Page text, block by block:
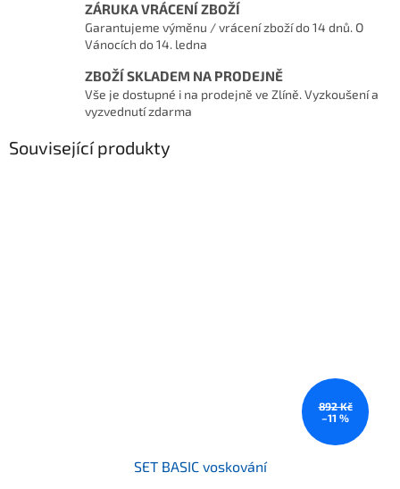
ZÁRUKA VRÁCENÍ ZBOŽÍ
Garantujeme výměnu / vrácení zboží do 14 dnů. O
Vánocích do 14. ledna
ZBOŽÍ SKLADEM NA PRODEJNĚ
Vše je dostupné i na prodejně ve Zlíně. Vyzkoušení a
vyzvednutí zdarma
Související produkty
892 Kč
–11 %
SET BASIC voskování